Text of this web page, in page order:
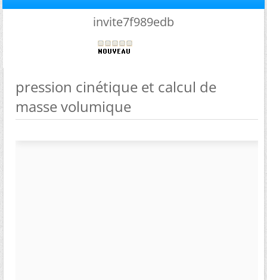
invite7f989edb
pression cinétique et calcul de
masse volumique